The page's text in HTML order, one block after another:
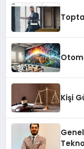
Kişi